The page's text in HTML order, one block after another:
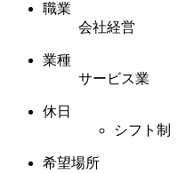
職業
会社経営
業種
サービス業
休日
シフト制
希望場所